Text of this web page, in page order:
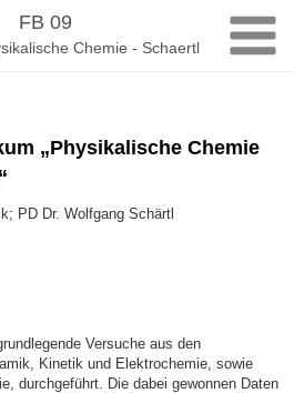
FB 09
Chemie - Schaertl
„Physikalische Chemie
PD Dr. Wolfgang Schärtl
Versuche aus den
Kinetik und Elektrochemie, sowie
durchgeführt. Die dabei gewonnen Daten